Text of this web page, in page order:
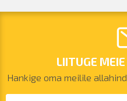
LIITUGE
Hankige oma meilile